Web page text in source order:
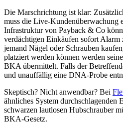
Die Marschrichtung ist klar:
muss die Live-Kundenüberwachung
Infrastruktur von Payback & Co
verdächtigen Einkäufen sofort
jemand Nägel oder Schrauben
platziert werden können werden
BKA übermittelt. Falls der
und unauffällig eine DNA-Probe
Skeptisch? Nicht anwendbar? Bei
ähnliches System durchschlagenden
schwarzen lautlosen Hubschrauber
BKA-Gesetz.